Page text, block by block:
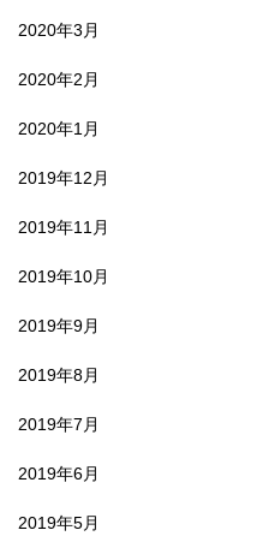
2020年3月
2020年2月
2020年1月
2019年12月
2019年11月
2019年10月
2019年9月
2019年8月
2019年7月
2019年6月
2019年5月